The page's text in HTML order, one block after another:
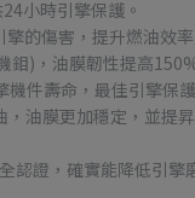
小時引擎保護。
的傷害，提升燃油效率
)，油膜韌性提高
件壽命，最佳引擎保護
油膜更加穩定，並提
認證，確實能降低引擎